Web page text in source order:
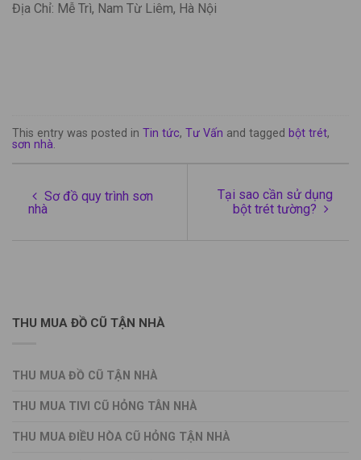
Địa Chỉ: Mễ Trì, Nam Từ Liêm, Hà Nội
This entry was posted in Tin tức, Tư Vấn and tagged bột trét,
sơn nhà.
Sơ đồ quy trình sơn
nhà
Tại sao cần sử dụng
bột trét tường?
THU MUA ĐỒ CŨ TẬN NHÀ
THU MUA ĐỒ CŨ TẬN NHÀ
THU MUA TIVI CŨ HỎNG TÂN NHÀ
THU MUA ĐIỀU HÒA CŨ HỎNG TẬN NHÀ